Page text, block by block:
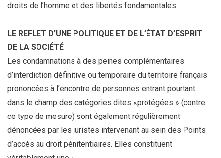
droits de l’homme et des libertés fondamentales.
LE REFLET D’UNE POLITIQUE ET DE L’ÉTAT D’ESPRIT
DE LA SOCIÉTÉ
Les condamnations à des peines complémentaires
d’interdiction définitive ou temporaire du territoire français
prononcées à l’encontre de personnes entrant pourtant
dans le champ des catégories dites «protégées » (contre
ce type de mesure) sont également régulièrement
dénoncées par les juristes intervenant au sein des Points
d’accès au droit pénitentiaires. Elles constituent